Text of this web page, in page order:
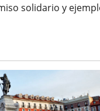
solidario y